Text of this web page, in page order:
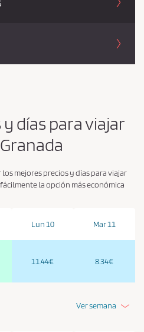
días para viajar
mejores precios y días para viajar
la opción más económica
Lun 10
11.44€
Mar 11
8.34€
Ver semana